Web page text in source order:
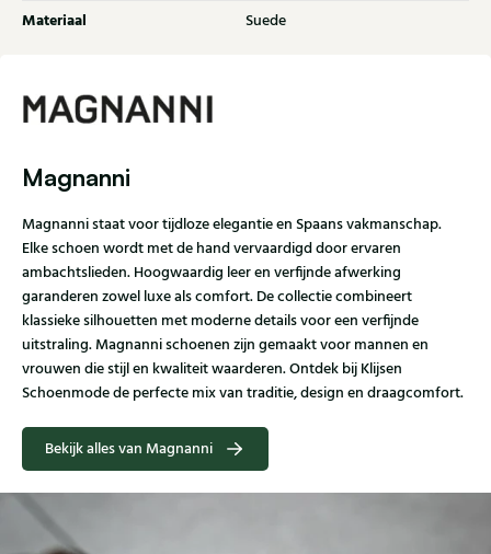
Materiaal Suede
Magnanni
Magnanni staat voor tijdloze elegantie en Spaans vakmanschap.
Elke schoen wordt met de hand vervaardigd door ervaren
ambachtslieden. Hoogwaardig leer en verfijnde afwerking
garanderen zowel luxe als comfort. De collectie combineert
klassieke silhouetten met moderne details voor een verfijnde
uitstraling. Magnanni schoenen zijn gemaakt voor mannen en
vrouwen die stijl en kwaliteit waarderen. Ontdek bij Klijsen
Schoenmode de perfecte mix van traditie, design en draagcomfort.
Bekijk alles van Magnanni